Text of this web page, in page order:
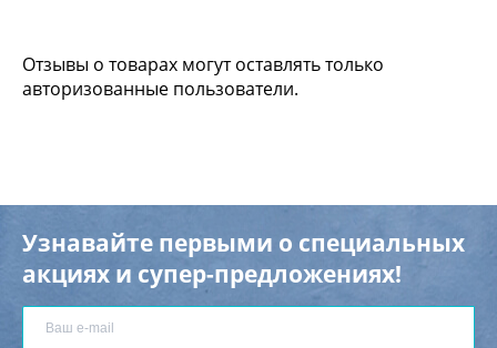
Отзывы о товарах могут оставлять только
авторизованные пользователи.
Узнавайте первыми о специальных
акциях и супер-предложениях!